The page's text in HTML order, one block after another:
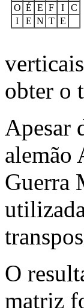
O É E F I
C
I
E N T E
obter o
Apesar
alemão
Guerra
O
matriz